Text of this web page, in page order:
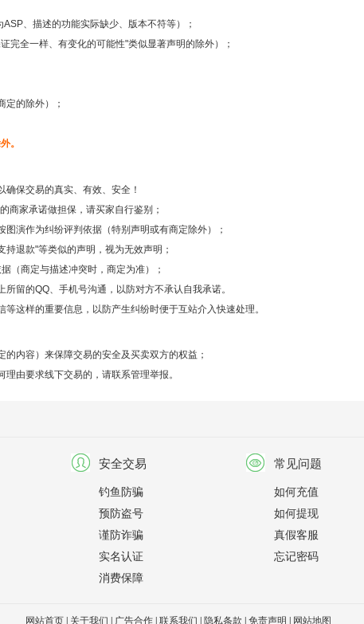
、描述的功能实际缺少、版本不符等）；
完全一样、有变化的可能性"类似显著声明的除外）；
定的除外）；
。
保交易的真实、有效、安全！
商家承诺做担保，请买家自行鉴别；
演作为纠纷评判依据（特别声明或有商定除外）；
退款"等类似的声明，视为无效声明；
（商定与描述冲突时，商定为准）；
留的QQ、手机号沟通，以防对方不承认自我承诺。
这样的重要信息，以防产生纠纷时便于互站介入快速处理。
内容）来保障交易的安全及买卖双方的权益；
由要求线下交易的，请联系管理举报。
安全交易
钓鱼防骗
预防盗号
谨防诈骗
实名认证
消费保障
常见问题
如何充值
如何提现
真假客服
忘记密码
网站首页 关于我们 广告合作 联系我们 隐私条款 免责声明 网站地图